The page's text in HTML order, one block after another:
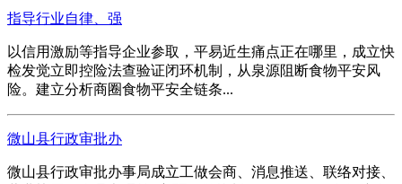
指导行业自律、强
以信用激励等指导企业参取，平易近生痛点正在哪里，成立快
检发觉立即控险法查验证闭环机制，从泉源阻断食物平安风
险。建立分析商圈食物平安全链条...
微山县行政审批办
微山县行政审批办事局成立工做会商、消息推送、联络对接、